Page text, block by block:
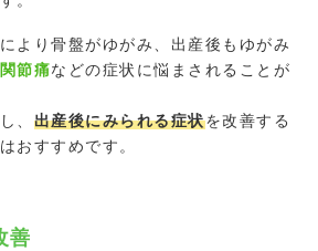
より骨盤がゆがみ、出産後もゆがみ
節痛などの症状に悩まされることが
、 出産後にみられる症状を改善する
おすすめです。
善